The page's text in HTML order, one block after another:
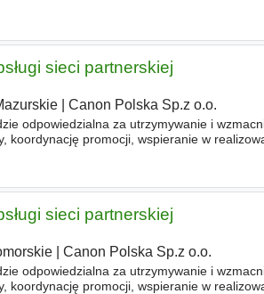
sieci partnerskiej
| Canon Polska Sp.z o.o.
odpowiedzialna za utrzymywanie i
koordynację promocji, wspieranie w
sieci partnerskiej
| Canon Polska Sp.z o.o.
odpowiedzialna za utrzymywanie i
koordynację promocji, wspieranie w